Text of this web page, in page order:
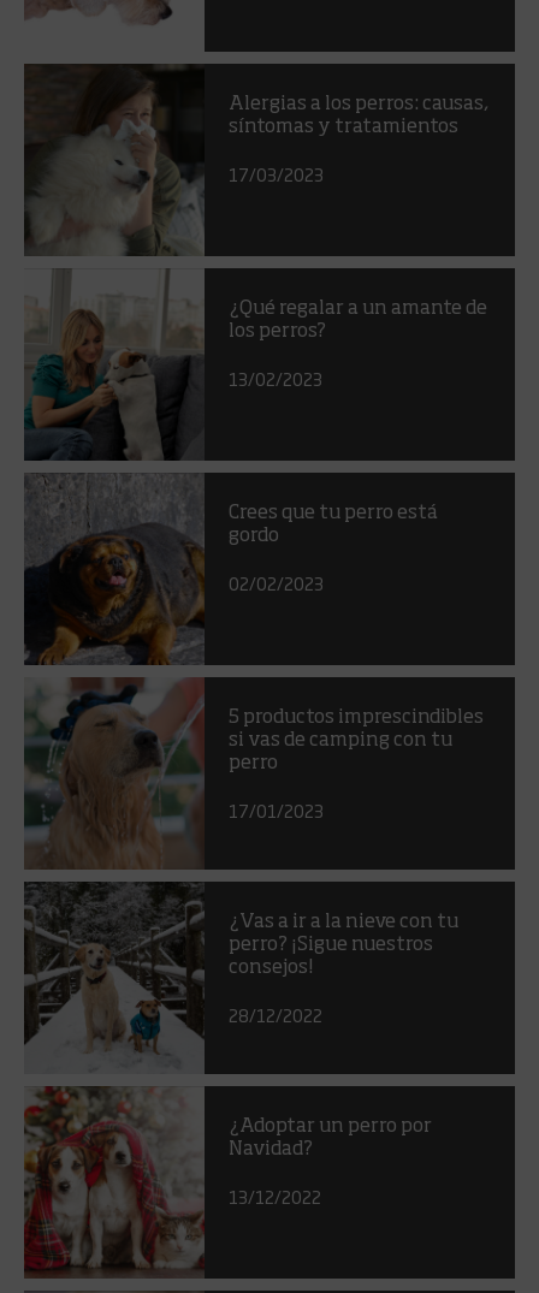
Alergias a los perros: causas,
síntomas y tratamientos
17/03/2023
¿Qué regalar a un amante de
los perros?
13/02/2023
Crees que tu perro está
gordo
02/02/2023
5 productos imprescindibles
si vas de camping con tu
perro
17/01/2023
¿Vas a ir a la nieve con tu
perro? ¡Sigue nuestros
consejos!
28/12/2022
¿Adoptar un perro por
Navidad?
13/12/2022